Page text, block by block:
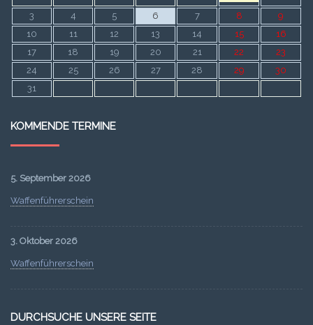
3 4 5 6 7 8
9
10
11 12 13 14 15
16
17
18 19 20 21 22
23
24
25 26 27 28 29
30
31
KOMMENDE TERMINE
5. September 2026
Waffenführerschein
3. Oktober 2026
Waffenführerschein
DURCHSUCHE UNSERE SEITE